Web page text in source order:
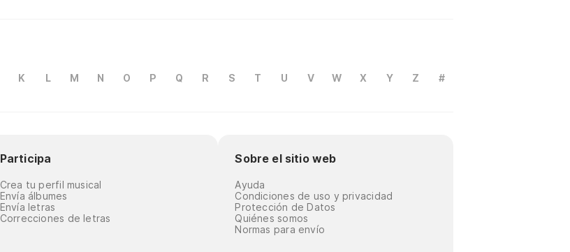
K L M N O P Q R S T U V W X Y Z #
Participa
Crea tu perfil musical
Envía álbumes
Envía letras
Correcciones de letras
Sobre el sitio web
Ayuda
Condiciones de uso y privacidad
Protección de Datos
Quiénes somos
Normas para envío